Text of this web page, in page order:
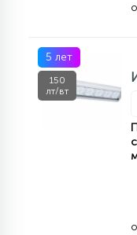
5 лет
150
лт/вт